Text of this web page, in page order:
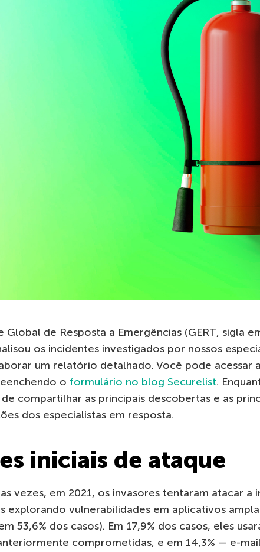
Global de Resposta a Emergências (GERT, sigla
os incidentes investigados por nossos
um relatório detalhado. Você pode acessar
o formulário no blog Securelist.
compartilhar as principais descobertas e as
dos especialistas em resposta.
iniciais de ataque
vezes, em 2021, os invasores tentaram atacar a
explorando vulnerabilidades em aplicativos
53,6% dos casos). Em 17,9% dos casos, eles
comprometidas, e em 14,3% — e-